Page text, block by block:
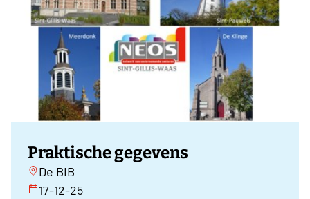
Praktische gegevens
De BIB
17-12-25